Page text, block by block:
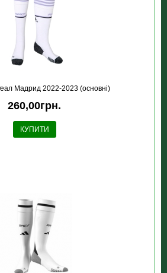
Мадрид 2022-2023 (основні)
260,00грн.
КУПИТИ